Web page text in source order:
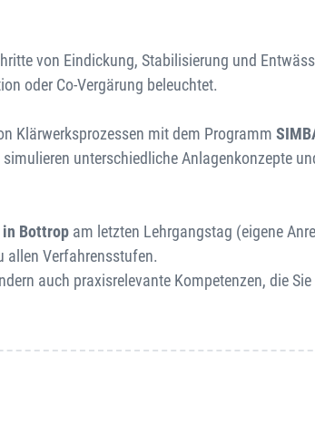
von Eindickung, Stabilisierung und
oder Co-Vergärung beleuchtet.
Klärwerksprozessen mit dem Programm
unterschiedliche Anlagenkonzepte
in Bottrop am letzten Lehrgangstag (eigene
allen Verfahrensstufen.
auch praxisrelevante Kompetenzen, die